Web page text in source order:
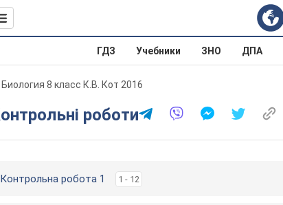
ГДЗ Учебники ЗНО ДПА
Биология 8 класс К.В. Кот 2016
Контрольні роботи
Контрольна робота 1 1 - 12